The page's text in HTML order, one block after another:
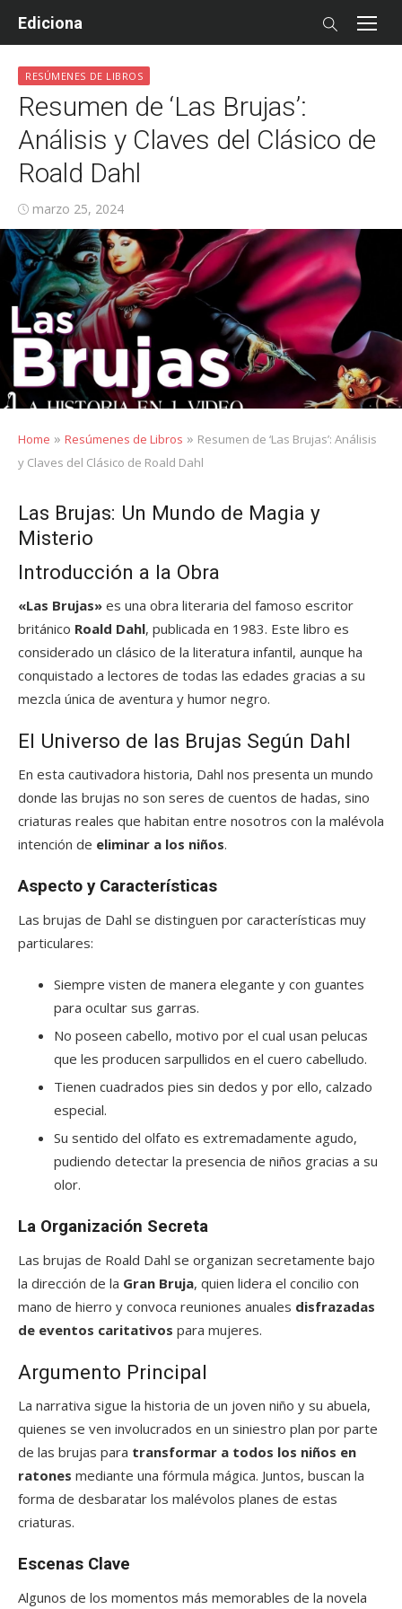
Ediciona
RESÚMENES DE LIBROS
Resumen de ‘Las Brujas’:
Análisis y Claves del Clásico de
Roald Dahl
Posted
on
marzo 25, 2024
Home » Resúmenes de Libros » Resumen de ‘Las Brujas’: Análisis
y Claves del Clásico de Roald Dahl
Las Brujas: Un Mundo de Magia y
Misterio
Introducción a la Obra
«Las Brujas» es una obra literaria del famoso escritor
británico Roald Dahl, publicada en 1983. Este libro es
considerado un clásico de la literatura infantil, aunque ha
conquistado a lectores de todas las edades gracias a su
mezcla única de aventura y humor negro.
El Universo de las Brujas Según Dahl
En esta cautivadora historia, Dahl nos presenta un mundo
donde las brujas no son seres de cuentos de hadas, sino
criaturas reales que habitan entre nosotros con la malévola
intención de eliminar a los niños.
Aspecto y Características
Las brujas de Dahl se distinguen por características muy
particulares:
Siempre visten de manera elegante y con guantes
para ocultar sus garras.
No poseen cabello, motivo por el cual usan pelucas
que les producen sarpullidos en el cuero cabelludo.
Tienen cuadrados pies sin dedos y por ello, calzado
especial.
Su sentido del olfato es extremadamente agudo,
pudiendo detectar la presencia de niños gracias a su
olor.
La Organización Secreta
Las brujas de Roald Dahl se organizan secretamente bajo
la dirección de la Gran Bruja, quien lidera el concilio con
mano de hierro y convoca reuniones anuales disfrazadas
de eventos caritativos para mujeres.
Argumento Principal
La narrativa sigue la historia de un joven niño y su abuela,
quienes se ven involucrados en un siniestro plan por parte
de las brujas para transformar a todos los niños en
ratones mediante una fórmula mágica. Juntos, buscan la
forma de desbaratar los malévolos planes de estas
criaturas.
Escenas Clave
Algunos de los momentos más memorables de la novela